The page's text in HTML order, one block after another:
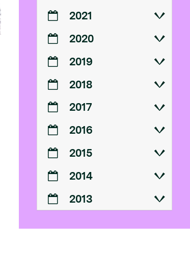
2021
2020
2019
2018
2017
2016
2015
2014
2013